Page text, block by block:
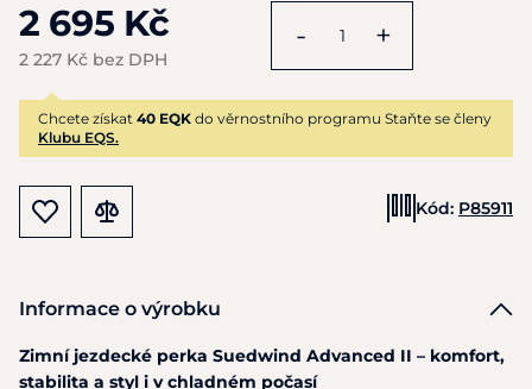
2 695 Kč
2 227 Kč bez DPH
- +
Chcete získat 40 EQK do věrnostního programu Staňte se členy
Klubu EQS.
Kód: P85911
Informace o výrobku
Zimní jezdecké perka Suedwind Advanced II – komfort,
stabilita a styl i v chladném počasí